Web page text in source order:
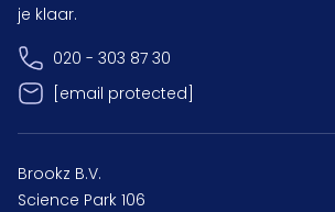
je klaar.
020 - 303 87 30
[email protected]
Brookz B.V.
Science Park 106